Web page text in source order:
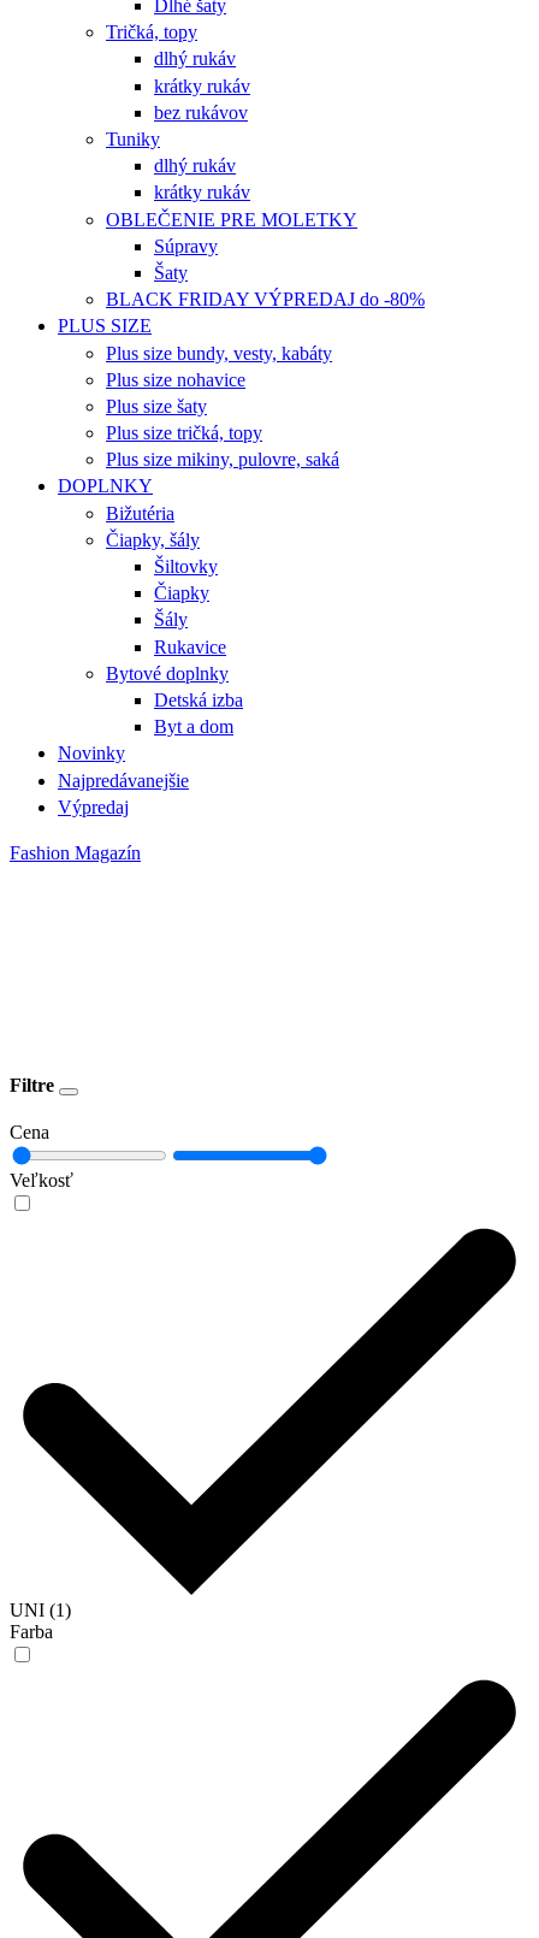
Dlhé šaty
Tričká, topy
dlhý rukáv
krátky rukáv
bez rukávov
Tuniky
dlhý rukáv
krátky rukáv
OBLEČENIE PRE MOLETKY
Súpravy
Šaty
BLACK FRIDAY VÝPREDAJ do -80%
PLUS SIZE
Plus size bundy, vesty, kabáty
Plus size nohavice
Plus size šaty
Plus size tričká, topy
Plus size mikiny, pulovre, saká
DOPLNKY
Bižutéria
Čiapky, šály
Šiltovky
Čiapky
Šály
Rukavice
Bytové doplnky
Detská izba
Byt a dom
Novinky
Najpredávanejšie
Výpredaj
Fashion Magazín
Filtre
Cena
Veľkosť
UNI (1)
Farba